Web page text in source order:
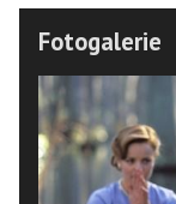
Fotogalerie